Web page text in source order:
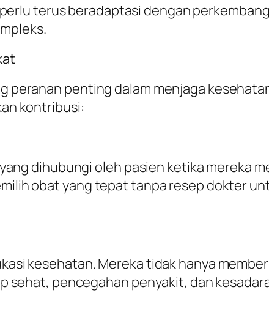
terus beradaptasi dengan
peranan penting dalam menjaga
kontribusi:
dihubungi oleh pasien ketika mereka
obat yang tepat tanpa resep dokter
kesehatan. Mereka tidak hanya
sehat, pencegahan penyakit, dan